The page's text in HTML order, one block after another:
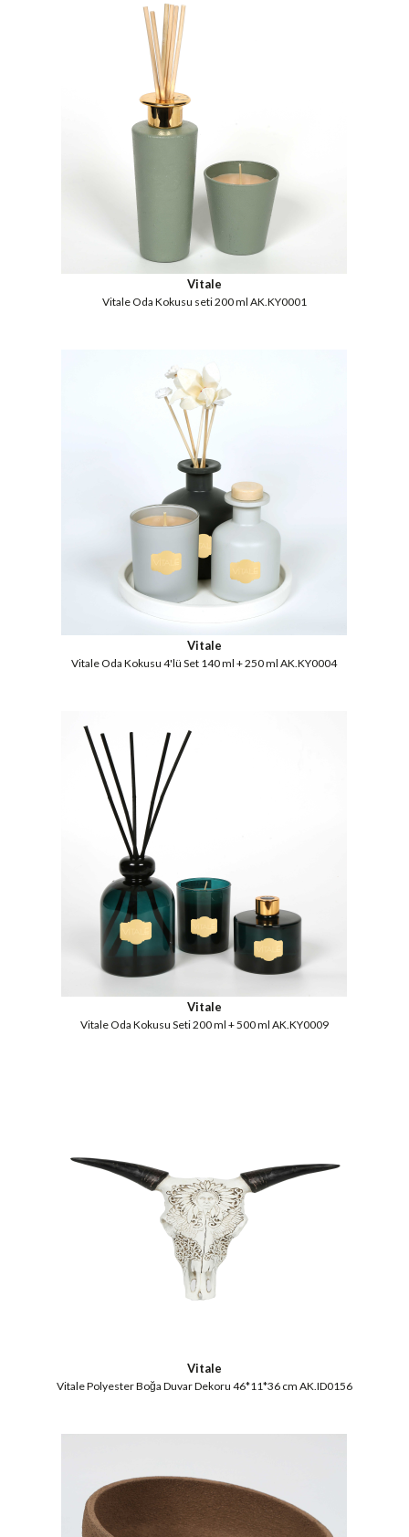
Vitale
Vitale Oda Kokusu seti 200 ml AK.KY0001
Vitale
Vitale Oda Kokusu 4'lü Set 140 ml + 250 ml AK.KY0004
Vitale
Vitale Oda Kokusu Seti 200 ml + 500 ml AK.KY0009
Vitale
Vitale Polyester Boğa Duvar Dekoru 46*11*36 cm AK.ID0156